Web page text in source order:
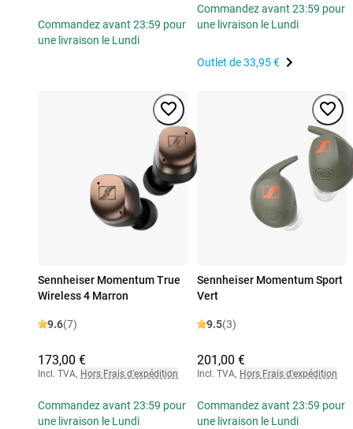
Commandez avant 23:59 pour
une livraison le Lundi
Commandez avant 23:59 pour
une livraison le Lundi
Outlet de33,95 €
Sennheiser Momentum True
Wireless 4 Marron
9.6(7)
173,00 €
Incl. TVA, Hors Frais d'expédition
Commandez avant 23:59 pour
une livraison le Lundi
Sennheiser Momentum Sport
Vert
9.5(3)
201,00 €
Incl. TVA, Hors Frais d'expédition
Commandez avant 23:59 pour
une livraison le Lundi